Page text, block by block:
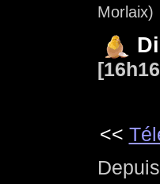
Morlaix)
<<